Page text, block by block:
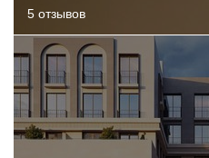
5 отзывов